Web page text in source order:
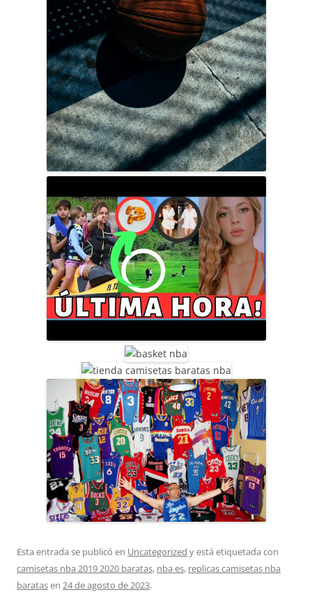
Esta entrada se publicó en Uncategorized y está etiquetada con
camisetas nba 2019 2020 baratas, nba es, replicas camisetas nba
baratasen 24 de agosto de 2023.